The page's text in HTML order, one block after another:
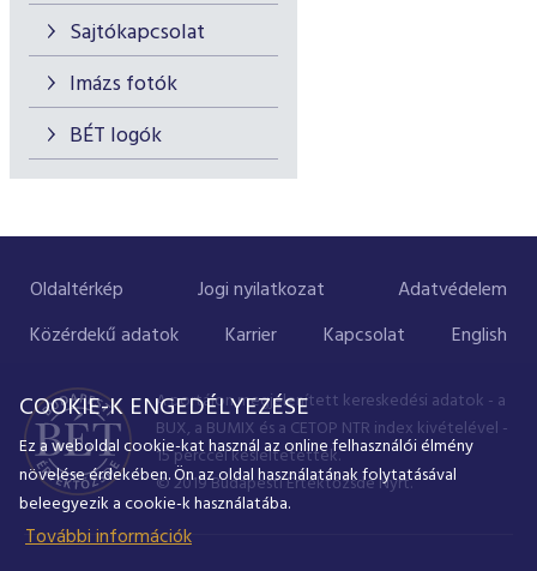
Sajtókapcsolat
Imázs fotók
BÉT logók
Oldaltérkép Jogi nyilatkozat
Adatvédelem
Közérdekű adatok
Karrier Kapcsolat English
A portálon megjelenített kereskedési adatok - a
BUX, a BUMIX és a CETOP NTR index kivételével -
15 perccel késleltetettek.
© 2019 Budapesti Értéktőzsde Nyrt.
COOKIE-K ENGEDÉLYEZÉSE
Ez a weboldal cookie-kat használ az online felhasználói élmény
növelése érdekében. Ön az oldal használatának folytatásával
beleegyezik a cookie-k használatába.
További információk